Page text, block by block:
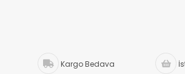
Kargo Bedava